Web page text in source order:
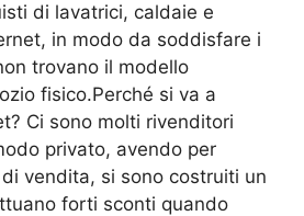
di lavatrici, caldaie e
in modo da soddisfare i
trovano il modello
fisico.Perché si va a
Ci sono molti rivenditori
privato, avendo per
di vendita, si sono costruiti un
forti sconti quando